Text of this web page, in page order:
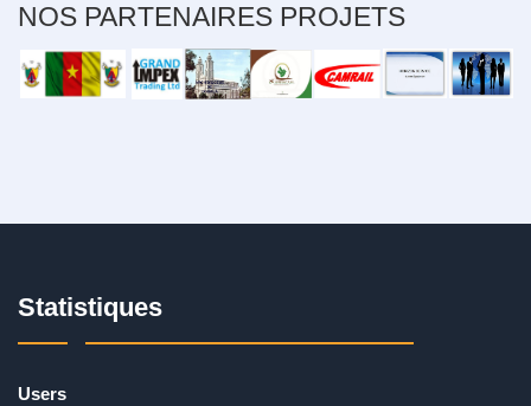
NOS PARTENAIRES PROJETS
Statistiques
Users